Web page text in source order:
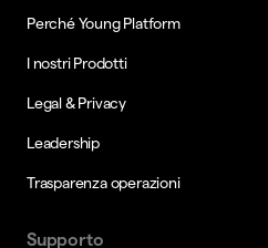
Perché Young Platform
I nostri Prodotti
Legal & Privacy
Leadership
Trasparenza operazioni
Supporto